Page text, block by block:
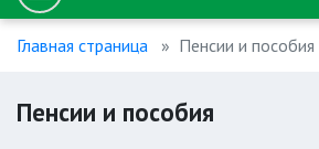
Главная страница Пенсии и пособия
Пенсии и пособия